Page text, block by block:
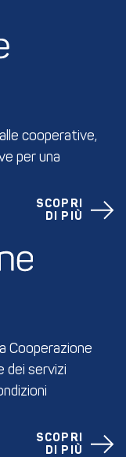
cooperative,
per una
SCOPRI
DI PIÙ
Cooperazione
dei servizi
SCOPRI
DI PIÙ